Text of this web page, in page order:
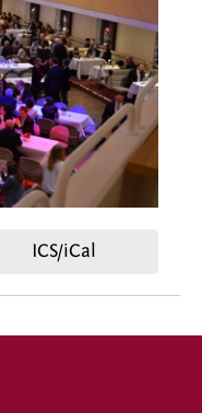
ICS/iCal